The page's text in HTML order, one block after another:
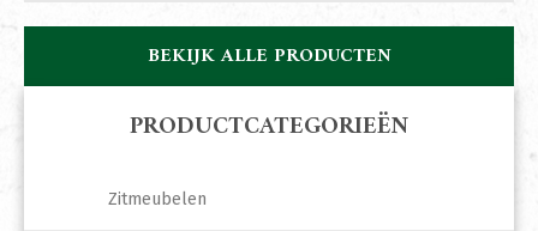
BEKIJK ALLE PRODUCTEN
PRODUCTCATEGORIEËN
Zitmeubelen